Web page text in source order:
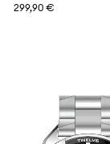
299,90 €